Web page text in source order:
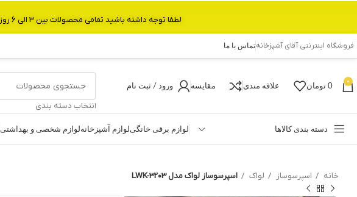
فروشگاه اینترنتی آقای آشپزخانهتماس با ما
0
0 تومان علاقه مندی مقایسه ورود / ثبت نام
انتخاب دسته بندی
دسته بندی کالاها لوازم برقی خانگیلوازم آشپزخانهلوازم شخصی و بهداشتی
خانه اسپرسوساز لواک اسپرسوساز لواک مدل LWK-3203
لطفا توجه داشته باشید تمامی محصولات بین 3 الی 6 روز کاری تحویل پست داده میشود.با تشکر از صبر و شکیبایی شما.شماره تماس:09907750029